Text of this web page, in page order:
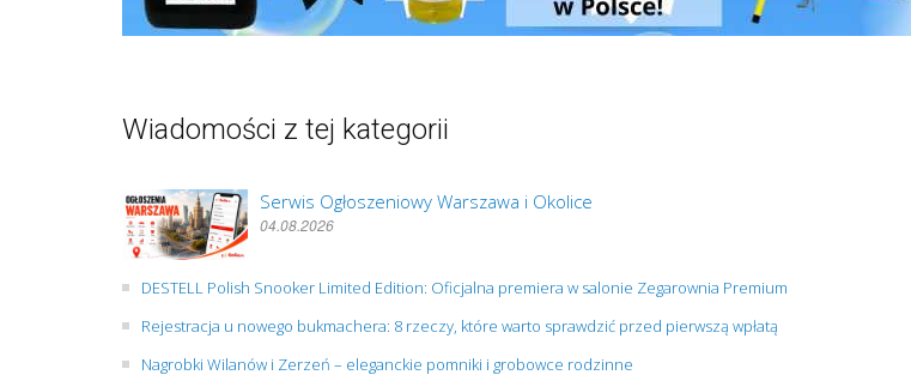
Wiadomości z tej kategorii
Serwis Ogłoszeniowy Warszawa i Okolice
04.08.2026
DESTELL Polish Snooker Limited Edition: Oficjalna premiera w salonie Zegarownia Premium
Rejestracja u nowego bukmachera: 8 rzeczy, które warto sprawdzić przed pierwszą wpłatą
Nagrobki Wilanów i Zerzeń – eleganckie pomniki i grobowce rodzinne